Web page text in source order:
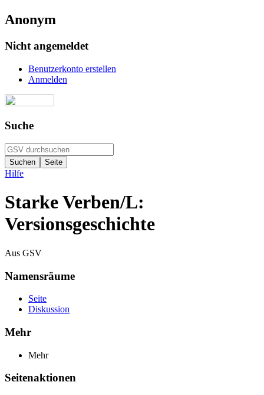
Anonym
Nicht angemeldet
Benutzerkonto erstellen
Anmelden
Suche
Hilfe
Starke Verben/L:
Versionsgeschichte
Aus GSV
Namensräume
Seite
Diskussion
Mehr
Mehr
Seitenaktionen